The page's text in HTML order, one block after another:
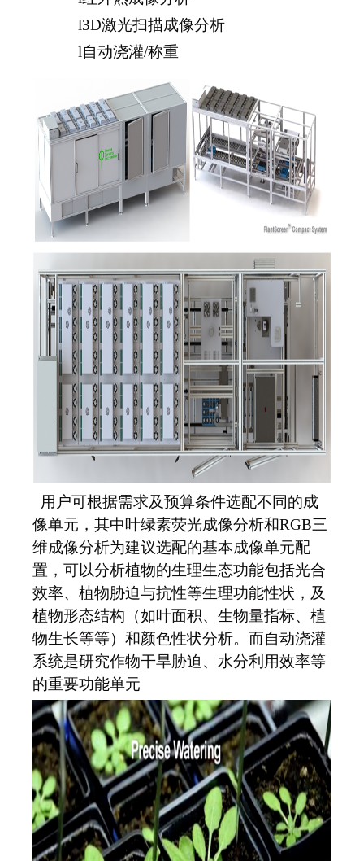
l3D激光扫描成像分析
l自动浇灌/称重
用户可根据需求及预算条件选配不同的成
像单元，其中叶绿素荧光成像分析和RGB三
维成像分析为建议选配的基本成像单元配
置，可以分析植物的生理生态功能包括光合
效率、植物胁迫与抗性等生理功能性状，及
植物形态结构（如叶面积、生物量指标、植
物生长等等）和颜色性状分析。而自动浇灌
系统是研究作物干旱胁迫、水分利用效率等
的重要功能单元